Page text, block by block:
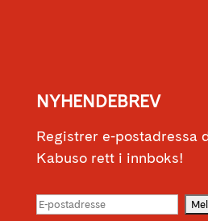
NYHENDEBREV
Registrer e-postadressa
Kabuso rett i innboks!